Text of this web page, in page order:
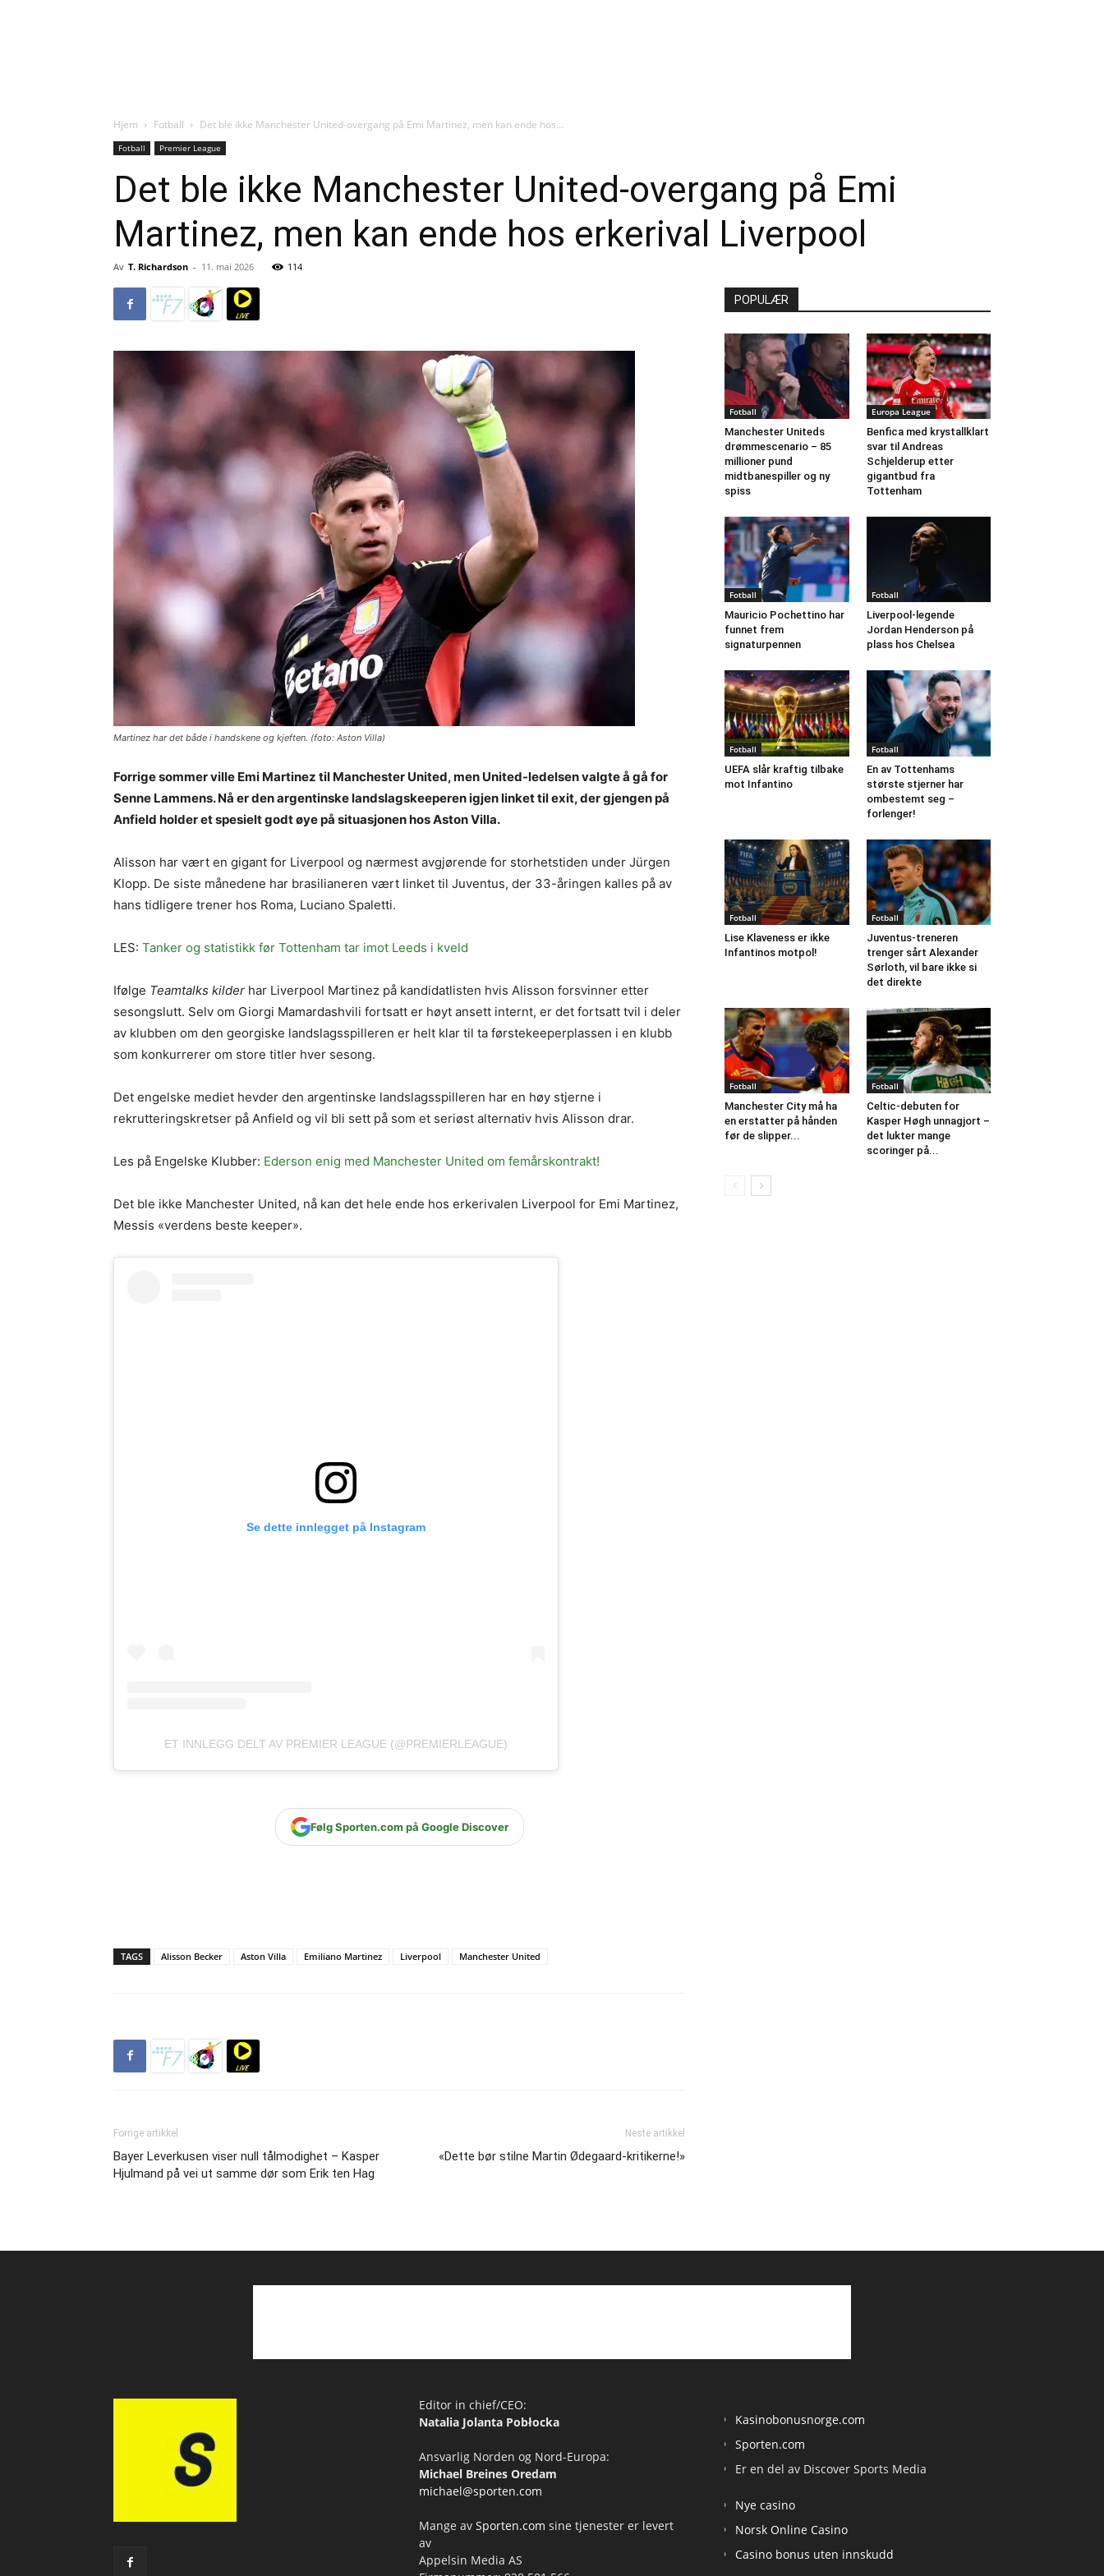
Hjem Fotball Det ble ikke Manchester United-overgang på Emi Martinez, men kan ende hos...
Fotball Premier League
Det ble ikke Manchester United-overgang på Emi
Martinez, men kan ende hos erkerival Liverpool
Av T. Richardson - 11. mai 2026 114
Martinez har det både i handskene og kjeften. (foto: Aston Villa)
Forrige sommer ville Emi Martinez til Manchester United, men United-ledelsen valgte å gå for
Senne Lammens. Nå er den argentinske landslagskeeperen igjen linket til exit, der gjengen på
Anfield holder et spesielt godt øye på situasjonen hos Aston Villa.
Alisson har vært en gigant for Liverpool og nærmest avgjørende for storhetstiden under Jürgen
Klopp. De siste månedene har brasilianeren vært linket til Juventus, der 33-åringen kalles på av
hans tidligere trener hos Roma, Luciano Spaletti.
LES: Tanker og statistikk før Tottenham tar imot Leeds i kveld
Ifølge Teamtalks kilder har Liverpool Martinez på kandidatlisten hvis Alisson forsvinner etter
sesongslutt. Selv om Giorgi Mamardashvili fortsatt er høyt ansett internt, er det fortsatt tvil i deler
av klubben om den georgiske landslagsspilleren er helt klar til ta førstekeeperplassen i en klubb
som konkurrerer om store titler hver sesong.
Det engelske mediet hevder den argentinske landslagsspilleren har en høy stjerne i
rekrutteringskretser på Anfield og vil bli sett på som et seriøst alternativ hvis Alisson drar.
Les på Engelske Klubber: Ederson enig med Manchester United om femårskontrakt!
Det ble ikke Manchester United, nå kan det hele ende hos erkerivalen Liverpool for Emi Martinez,
Messis «verdens beste keeper».
Se dette innlegget på Instagram
ET INNLEGG DELT AV PREMIER LEAGUE (@PREMIERLEAGUE)
Følg Sporten.com på Google Discover
TAGS Alisson Becker Aston Villa Emiliano Martinez Liverpool Manchester United
Forrige artikkel
Bayer Leverkusen viser null tålmodighet – Kasper
Hjulmand på vei ut samme dør som Erik ten Hag
Neste artikkel
«Dette bør stilne Martin Ødegaard-kritikerne!»
POPULÆR
Fotball
Manchester Uniteds
drømmescenario – 85
millioner pund
midtbanespiller og ny
spiss
Europa League
Benfica med krystallklart
svar til Andreas
Schjelderup etter
gigantbud fra
Tottenham
Fotball
Mauricio Pochettino har
funnet frem
signaturpennen
Fotball
Liverpool-legende
Jordan Henderson på
plass hos Chelsea
Fotball
UEFA slår kraftig tilbake
mot Infantino
Fotball
En av Tottenhams
største stjerner har
ombestemt seg –
forlenger!
Fotball
Lise Klaveness er ikke
Infantinos motpol!
Fotball
Juventus-treneren
trenger sårt Alexander
Sørloth, vil bare ikke si
det direkte
Fotball
Manchester City må ha
en erstatter på hånden
før de slipper...
Fotball
Celtic-debuten for
Kasper Høgh unnagjort –
det lukter mange
scoringer på...
Editor in chief/CEO:
Natalia Jolanta Pobłocka
Ansvarlig Norden og Nord-Europa:
Michael Breines Oredam
michael@sporten.com
Mange av Sporten.com sine tjenester er levert
av
Appelsin Media AS
Kasinobonusnorge.com
Sporten.com
Er en del av Discover Sports Media
Nye casino
Norsk Online Casino
Casino bonus uten innskudd